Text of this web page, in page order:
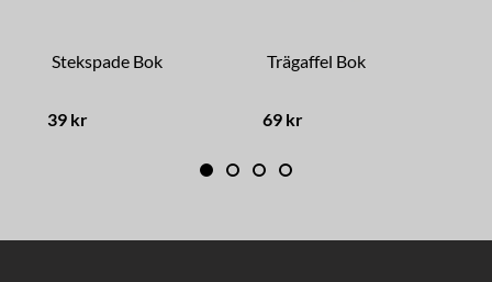
Stekspade Bok
39 kr
Trägaffel Bok
69 kr